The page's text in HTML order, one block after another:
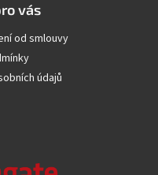
vás
od smlouvy
údajů